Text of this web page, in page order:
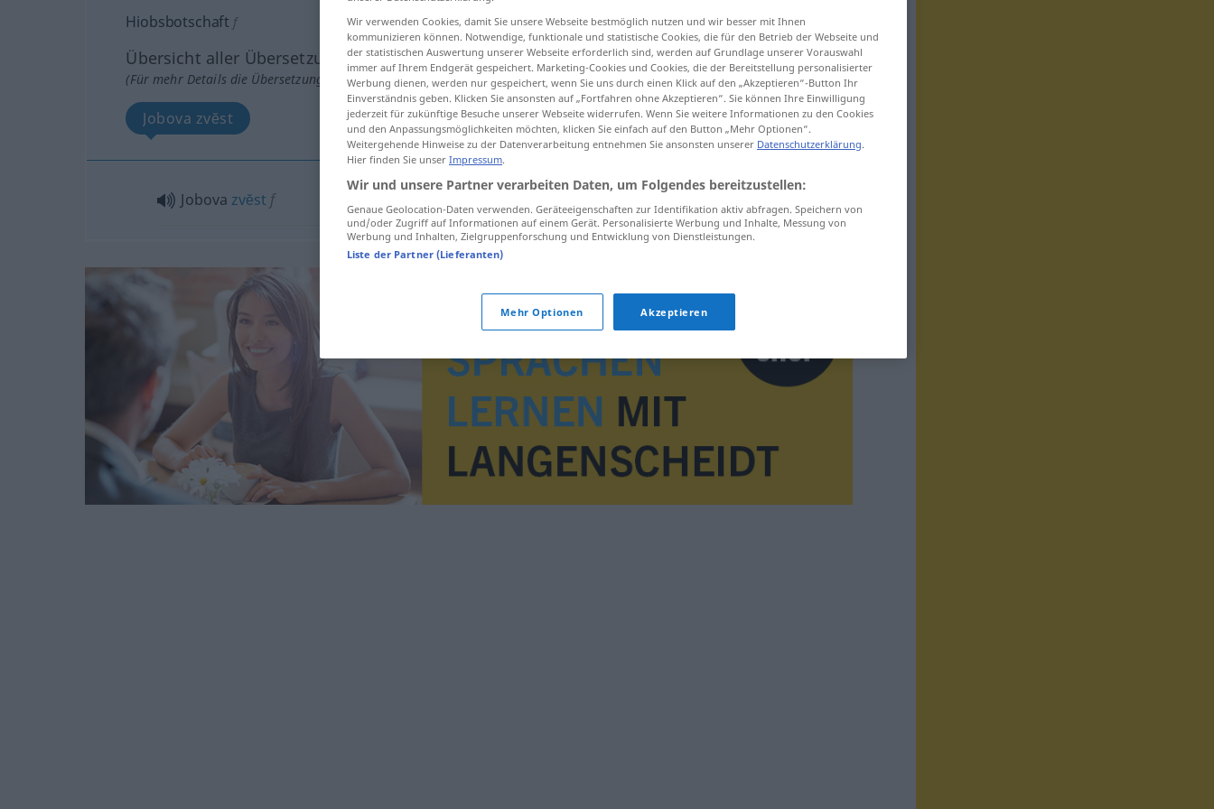
Hiobsbotschaft f
Übersicht aller Übersetzungen
(Für mehr Details die Übersetzung anklicken/antippen)
Jobova zvĕst
Jobova zvĕst f
Wir verwenden Cookies, damit Sie unsere Webseite bestmöglich nutzen und wir besser mit Ihnen
kommunizieren können. Notwendige, funktionale und statistische Cookies, die für den Betrieb der Webseite und
der statistischen Auswertung unserer Webseite erforderlich sind, werden auf Grundlage unserer Vorauswahl
immer auf Ihrem Endgerät gespeichert. Marketing-Cookies und Cookies, die der Bereitstellung personalisierter
Werbung dienen, werden nur gespeichert, wenn Sie uns durch einen Klick auf den „Akzeptieren“-Button Ihr
Einverständnis geben. Klicken Sie ansonsten auf „Fortfahren ohne Akzeptieren“. Sie können Ihre Einwilligung
jederzeit für zukünftige Besuche unserer Webseite widerrufen. Wenn Sie weitere Informationen zu den Cookies
und den Anpassungsmöglichkeiten möchten, klicken Sie einfach auf den Button „Mehr Optionen“.
Weitergehende Hinweise zu der Datenverarbeitung entnehmen Sie ansonsten unserer Datenschutzerklärung.
Hier finden Sie unser Impressum.
Wir und unsere Partner verarbeiten Daten, um Folgendes bereitzustellen:
Genaue Geolocation-Daten verwenden. Geräteeigenschaften zur Identifikation aktiv abfragen. Speichern von
und/oder Zugriff auf Informationen auf einem Gerät. Personalisierte Werbung und Inhalte, Messung von
Werbung und Inhalten, Zielgruppenforschung und Entwicklung von Dienstleistungen.
Liste der Partner (Lieferanten)
Mehr Optionen Akzeptieren